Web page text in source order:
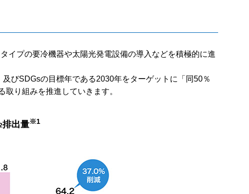
イプの要冷機器や太陽光発電設備の導入などを積極的に進
びSDGsの目標年である2030年をターゲットに「同50％
り組みを推進していきます。
排出量※1